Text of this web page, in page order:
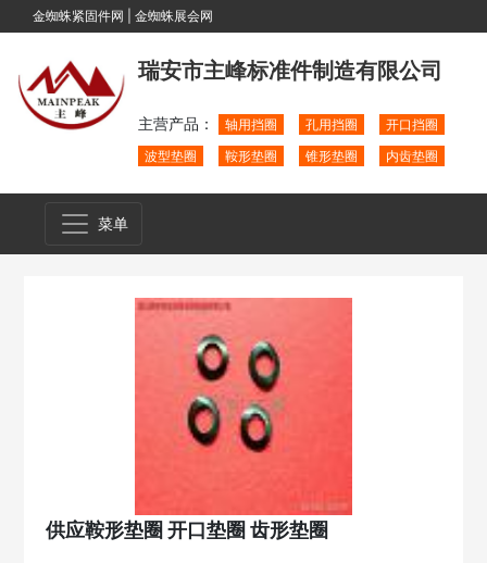
金蜘蛛紧固件网 金蜘蛛展会网
瑞安市主峰标准件制造有限公司
主营产品： 轴用挡圈 孔用挡圈
开口挡圈
波型垫圈
鞍形垫圈 锥形垫圈 内齿垫圈
菜单
供应鞍形垫圈 开口垫圈 齿形垫圈